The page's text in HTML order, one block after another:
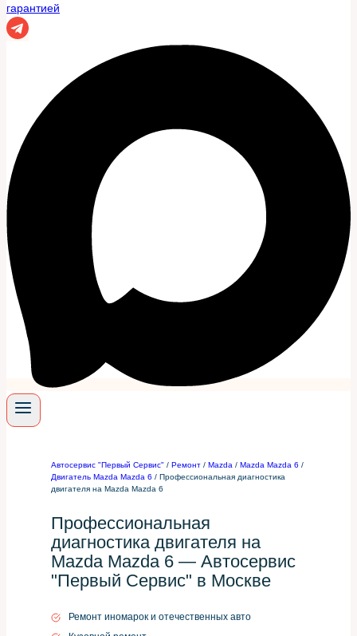
Автосервис "Первый Сервис" / Ремонт / Mazda / Mazda Mazda 6 /
Двигатель Mazda Mazda 6 / Профессиональная диагностика
двигателя на Mazda Mazda 6
Профессиональная
диагностика двигателя на
Mazda Mazda 6 — Автосервис
"Первый Сервис" в Москве
Ремонт иномарок и отечественных авто